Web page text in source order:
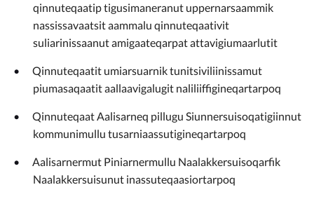
qinnuteqaatip tigusimaneranut uppernarsaammik
nassissavaatsit aammalu qinnuteqaativit
suliarinissaanut amigaateqarpat attavigiumaarlutit
Qinnuteqaatit umiarsuarnik tunitsiviliinissamut
piumasaqaatit aallaavigalugit naliliiffigineqartarpoq
Qinnuteqaat Aalisarneq pillugu Siunnersuisoqatigiinnut
kommunimullu tusarniaassutigineqartarpoq
Aalisarnermut Piniarnermullu Naalakkersuisoqarfik
Naalakkersuisunut inassuteqaasiortarpoq